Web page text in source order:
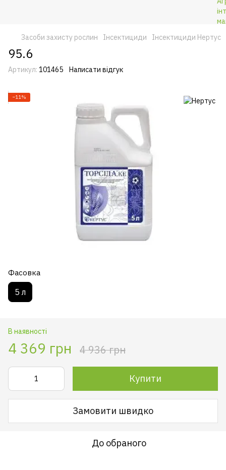
Засоби захисту рослин Інсектициди Інсектициди Нертус
95.6
Артикул: 101465 Написати відгук
−11%
Фасовка
5 л
В наявності
4 369 грн 4 936 грн
Купити
Замовити швидко
До обраного